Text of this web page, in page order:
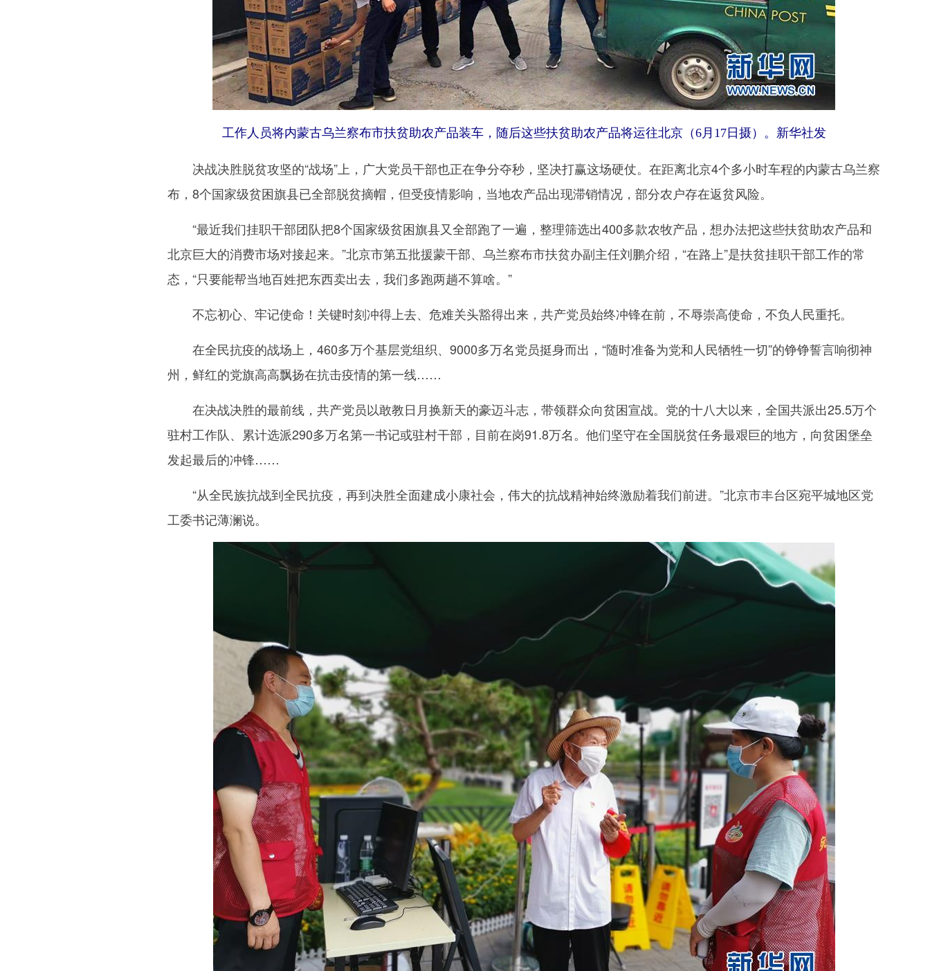
工作人员将内蒙古乌兰察布市扶贫助农产品装车，随后这些扶贫助农产品将运往北京（6月17日摄）。新华社发
决战决胜脱贫攻坚的“战场”上，广大党员干部也正在争分夺秒，坚决打赢这场硬仗。在距离北京4个多小时车程的内蒙古乌兰察
布，8个国家级贫困旗县已全部脱贫摘帽，但受疫情影响，当地农产品出现滞销情况，部分农户存在返贫风险。
“最近我们挂职干部团队把8个国家级贫困旗县又全部跑了一遍，整理筛选出400多款农牧产品，想办法把这些扶贫助农产品和
北京巨大的消费市场对接起来。”北京市第五批援蒙干部、乌兰察布市扶贫办副主任刘鹏介绍，“在路上”是扶贫挂职干部工作的常
态，“只要能帮当地百姓把东西卖出去，我们多跑两趟不算啥。”
不忘初心、牢记使命！关键时刻冲得上去、危难关头豁得出来，共产党员始终冲锋在前，不辱崇高使命，不负人民重托。
在全民抗疫的战场上，460多万个基层党组织、9000多万名党员挺身而出，“随时准备为党和人民牺牲一切”的铮铮誓言响彻神
州，鲜红的党旗高高飘扬在抗击疫情的第一线……
在决战决胜的最前线，共产党员以敢教日月换新天的豪迈斗志，带领群众向贫困宣战。党的十八大以来，全国共派出25.5万个
驻村工作队、累计选派290多万名第一书记或驻村干部，目前在岗91.8万名。他们坚守在全国脱贫任务最艰巨的地方，向贫困堡垒
发起最后的冲锋……
“从全民族抗战到全民抗疫，再到决胜全面建成小康社会，伟大的抗战精神始终激励着我们前进。”北京市丰台区宛平城地区党
工委书记薄澜说。